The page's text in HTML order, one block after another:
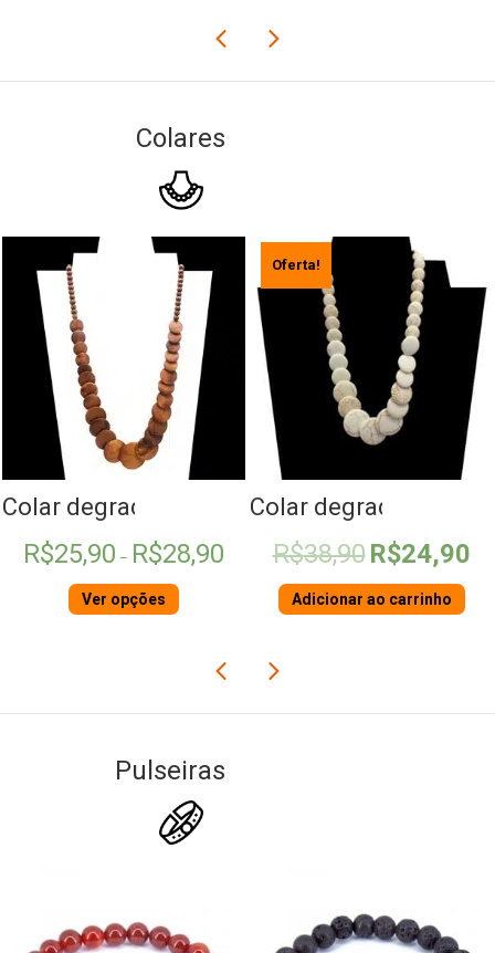
Colares
Colar degradê de Madeira
R$25,90 – R$28,90
Ver opções
Oferta!
Colar degradê
R$38,90 O
preço
era:
R$38,90.
R$24,90
Adicionar ao carrinho
Pulseiras